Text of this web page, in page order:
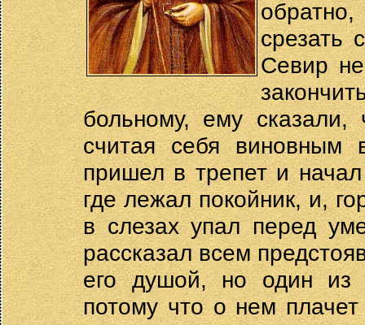
срезать
Севир
больному, ему
считая себя виновным
пришел в трепет и
где лежал покойник, и,
в слезах упал перед
рассказал всем
его душой, но один из
потому что о нем